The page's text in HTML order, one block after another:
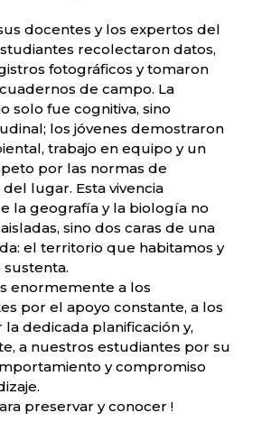
docentes y los expertos del
recolectaron datos,
fotográficos y tomaron
de campo. La
solo fue cognitiva, sino
los jóvenes demostraron
trabajo en equipo y un
por las normas de
lugar. Esta vivencia
la geografía y la biología no
sino dos caras de una
el territorio que habitamos y
sustenta.
enormemente a los
por el apoyo constante, a los
dedicada planificación y,
a nuestros estudiantes por su
y compromiso
preservar y conocer !